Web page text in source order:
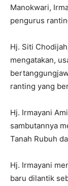
Manokwari,
pengurus
Hj. Siti
mengatakan,
ranting yang
Hj. Irmayani
sambutannya
Tanah Rubuh
Hj. Irmayani
baru dilantik